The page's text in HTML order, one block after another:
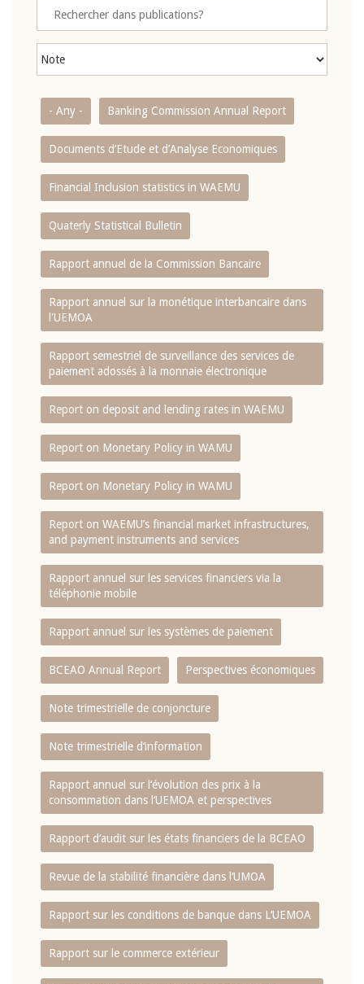
- Any - Banking Commission Annual Report
Documents d’Etude et d’Analyse Economiques
Financial Inclusion statistics in WAEMU
Quaterly Statistical Bulletin
Rapport annuel de la Commission Bancaire
Rapport annuel sur la monétique interbancaire dans
l'UEMOA
Rapport semestriel de surveillance des services de
paiement adossés à la monnaie électronique
Report on deposit and lending rates in WAEMU
Report on Monetary Policy in WAMU
Report on Monetary Policy in WAMU
Report on WAEMU’s financial market infrastructures,
and payment instruments and services
Rapport annuel sur les services financiers via la
téléphonie mobile
Rapport annuel sur les systèmes de paiement
BCEAO Annual Report Perspectives économiques
Note trimestrielle de conjoncture
Note trimestrielle d‘information
Rapport annuel sur l‘évolution des prix à la
consommation dans l‘UEMOA et perspectives
Rapport d‘audit sur les états financiers de la BCEAO
Revue de la stabilité financière dans l‘UMOA
Rapport sur les conditions de banque dans L‘UEMOA
Rapport sur le commerce extérieur